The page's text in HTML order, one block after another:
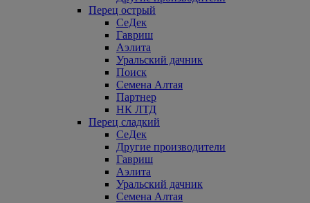
Перец острый
СеДек
Гавриш
Аэлита
Уральский дачник
Поиск
Семена Алтая
Партнер
НК ЛТД
Перец сладкий
СеДек
Другие производители
Гавриш
Аэлита
Уральский дачник
Семена Алтая